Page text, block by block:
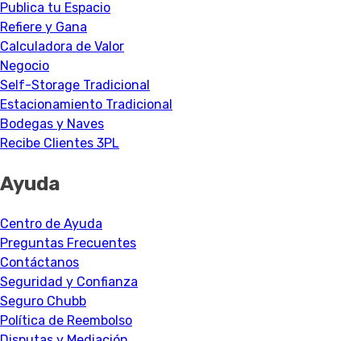
Publica tu Espacio
Refiere y Gana
Calculadora de Valor
Negocio
Self-Storage Tradicional
Estacionamiento Tradicional
Bodegas y Naves
Recibe Clientes 3PL
Ayuda
Centro de Ayuda
Preguntas Frecuentes
Contáctanos
Seguridad y Confianza
Seguro Chubb
Política de Reembolso